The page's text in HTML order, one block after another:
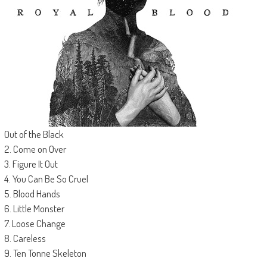
Out of the Black
2. Come on Over
3. Figure It Out
4. You Can Be So Cruel
5. Blood Hands
6. Little Monster
7. Loose Change
8. Careless
9. Ten Tonne Skeleton